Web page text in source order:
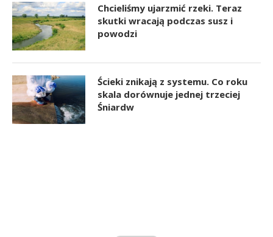
Chcieliśmy ujarzmić rzeki. Teraz
skutki wracają podczas susz i
powodzi
Ścieki znikają z systemu. Co roku
skala dorównuje jednej trzeciej
Śniardw